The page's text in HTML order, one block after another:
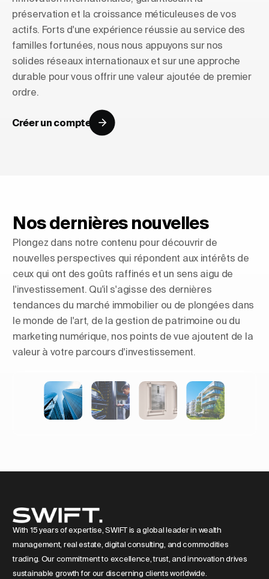
préservation et la croissance méticuleuses de vos
actifs. Forts d'une expérience réussie au service des
familles fortunées, nous nous appuyons sur nos
solides réseaux internationaux et sur une approche
durable pour vous offrir une valeur ajoutée de premier
ordre.
Créer un compte
Nos dernières nouvelles
Plongez dans notre contenu pour découvrir de
nouvelles perspectives qui répondent aux intérêts de
ceux qui ont des goûts raffinés et un sens aigu de
l'investissement. Qu'il s'agisse des dernières
tendances du marché immobilier ou de plongées dans
le monde de l'art, de la gestion de patrimoine ou du
marketing numérique, nos points de vue ajoutent de la
valeur à votre parcours d'investissement.
Façonner les horizons : L'essor
en Europe
With 15 years of expertise, SWIFT is a global leader in wealth
management, real estate, digital consulting, and commodities
trading. Our commitment to excellence, trust, and innovation drives
sustainable growth for our discerning clients worldwide.